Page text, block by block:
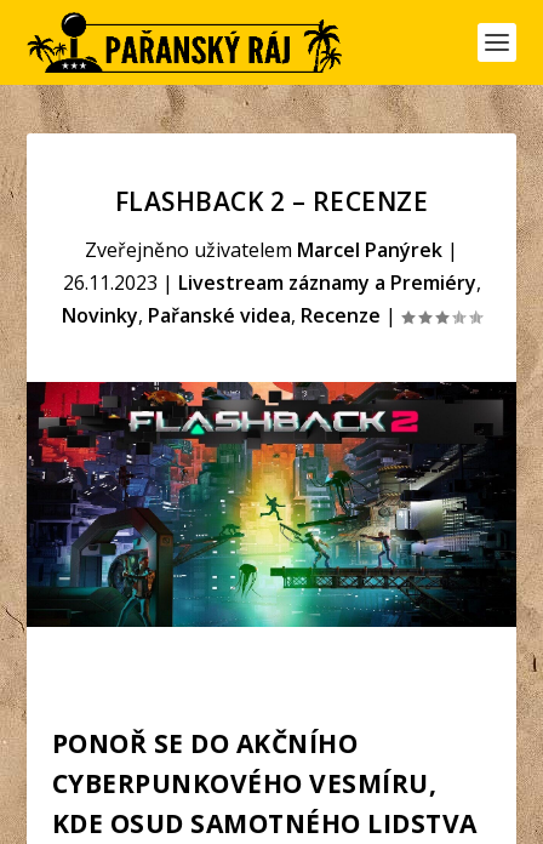
FLASHBACK 2 – RECENZE
Zveřejněno uživatelem Marcel Panýrek |
26.11.2023 | Livestream záznamy a Premiéry,
Novinky, Pařanské videa, Recenze |
PONOŘ SE DO AKČNÍHO
CYBERPUNKOVÉHO VESMÍRU,
KDE OSUD SAMOTNÉHO LIDSTVA